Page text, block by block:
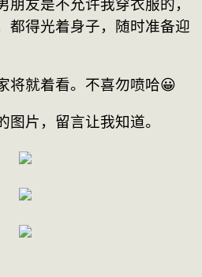
朋友是不允许我穿衣服的，
都得光着身子，随时准备迎
将就着看。不喜勿喷哈😀
片，留言让我知道。